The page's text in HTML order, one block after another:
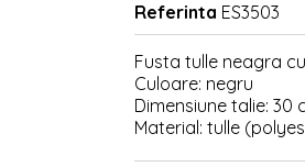
Referinta ES3503
Fusta tulle neagra
Culoare: negru
Dimensiune talie: 30
Material: tulle